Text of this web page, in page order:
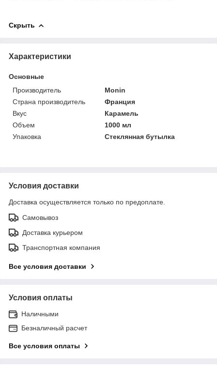
Скрыть
Характеристики
Основные
Производитель
Monin
Страна производитель
Франция
Вкус
Карамель
Объем
1000 мл
Упаковка
Стеклянная бутылка
Условия доставки
Доставка осуществляется только по предоплате.
Самовывоз
Доставка курьером
Транспортная компания
Все условия доставки
Условия оплаты
Наличными
Безналичный расчет
Все условия оплаты